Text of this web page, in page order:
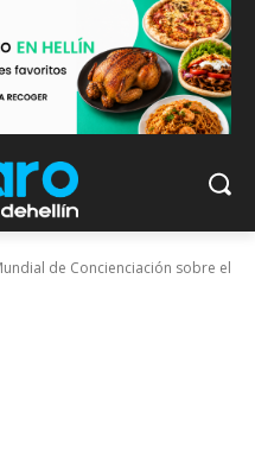
de Concienciación sobre el